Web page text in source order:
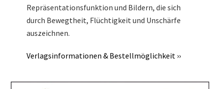
Repräsentationsfunktion und Bildern, die sich
durch Bewegtheit, Flüchtigkeit und Unschärfe
auszeichnen.
Verlagsinformationen & Bestellmöglichkeit ››